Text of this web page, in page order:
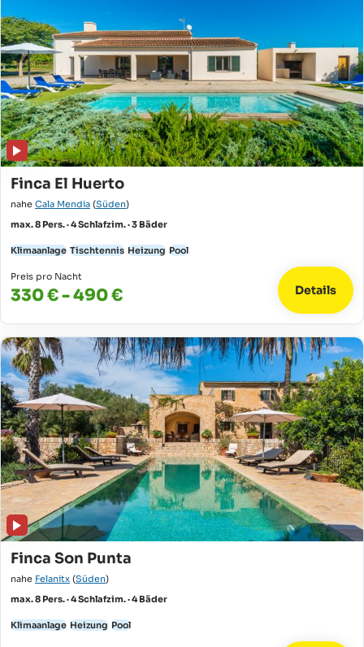
Finca El Huerto
nahe Cala Mendia (Süden)
max. 8 Pers. · 4 Schlafzim. · 3 Bäder
Klimaanlage Tischtennis Heizung Pool
Preis pro Nacht
330 € - 490 € Details
Finca Son Punta
nahe Felanitx (Süden)
max. 8 Pers. · 4 Schlafzim. · 4 Bäder
Klimaanlage Heizung Pool